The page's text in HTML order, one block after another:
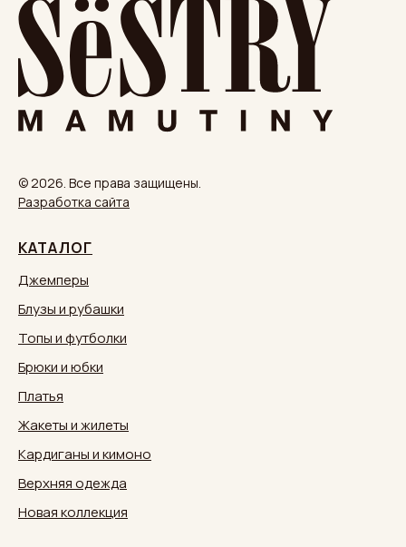
© 2026. Все права защищены.
Разработка сайта
КАТАЛОГ
Джемперы
Блузы и рубашки
Топы и футболки
Брюки и юбки
Платья
Жакеты и жилеты
Кардиганы и кимоно
Верхняя одежда
Новая коллекция